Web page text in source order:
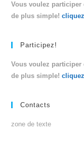
Vous voulez participer
de plus simple!
Participez!
Vous voulez participer
de plus simple!
Contacts
zone de texte